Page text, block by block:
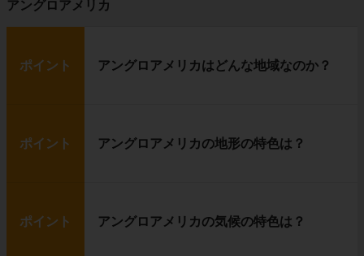
アングロアメリカ
ポイント アングロアメリカはどんな地域なのか？
ポイント アングロアメリカの地形の特色は？
ポイント アングロアメリカの気候の特色は？